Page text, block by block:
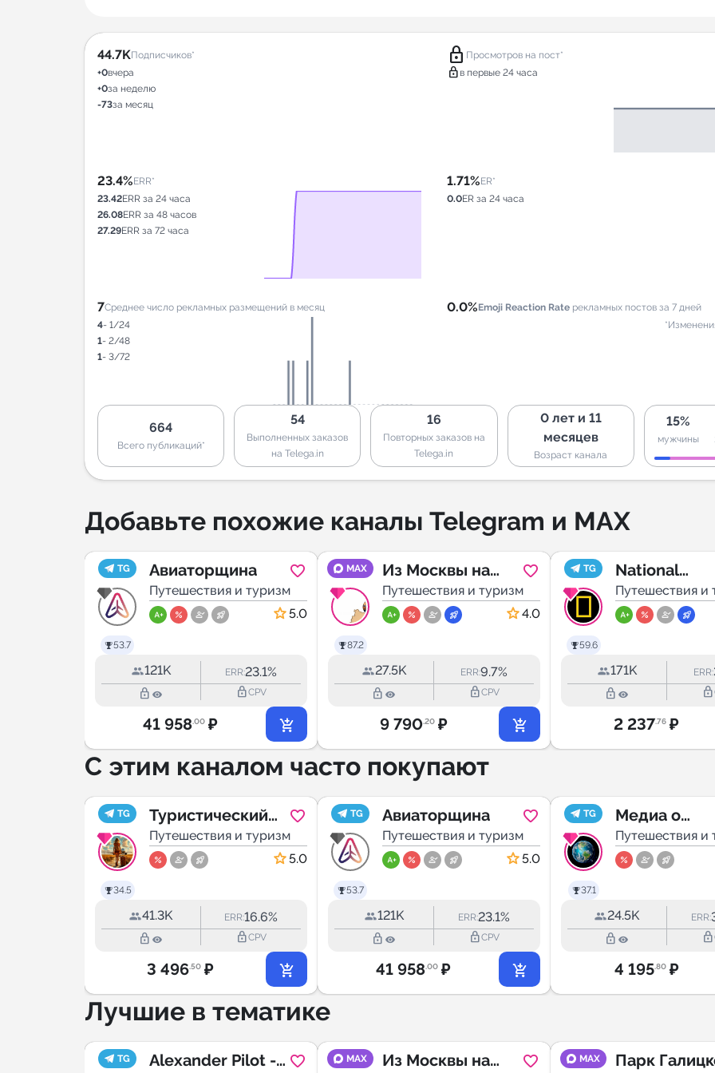
44.7KПодписчиков*
+0вчера
+0за неделю
-73за месяц
lock Просмотров на пост*
lock в первые 24 часа
23.4%ERR*
23.42ERR за 24 часа
26.08ERR за 48 часов
27.29ERR за 72 часа
1.71%ER*
0.0ER за 24 часа
7Среднее число рекламных размещений в месяц
4- 1/24
1- 2/48
1- 3/72
0.0%Emoji Reaction Rate рекламных постов за 7 дней
664
Всего публикаций*
54
Выполненных заказов
на Telega.in
16
Повторных заказов на
Telega.in
0 лет и 11
месяцев
Возраст канала
15%
мужчины
Добавьте похожие каналы Telegram и MAX
TG
53.7
Авиаторщина
Путешествия и туризм
5.0
121K ERR:23.1%
lock_outline lock_outlineCPV
41 958.00 ₽
MAX
87.2
Из Москвы на
выходные
Путешествия и туризм
4.0
27.5K ERR:9.7%
lock_outline lock_outlineCPV
9 790.20 ₽
TG
59.6
National
Geographic
Путешествия и
171K ERR:
lock_outline lock_outline
2 237.76 ₽
С этим каналом часто покупают
TG
34.5
Туристический
гид
Путешествия и туризм
5.0
41.3K ERR:16.6%
lock_outline lock_outlineCPV
3 496.50 ₽
TG
53.7
Авиаторщина
Путешествия и туризм
5.0
121K ERR:23.1%
lock_outline lock_outlineCPV
41 958.00 ₽
TG
37.1
Медиа о
Путешествия и
24.5K ERR:
lock_outline lock_outline
4 195.80 ₽
Лучшие в тематике
TG
Alexander Pilot -
MAX
Из Москвы на
MAX
Парк